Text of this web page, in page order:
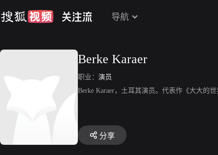
导航
Berke Karaer
职业： 演员
Berke Karaer，土耳其演员。代表作《大大的
分享